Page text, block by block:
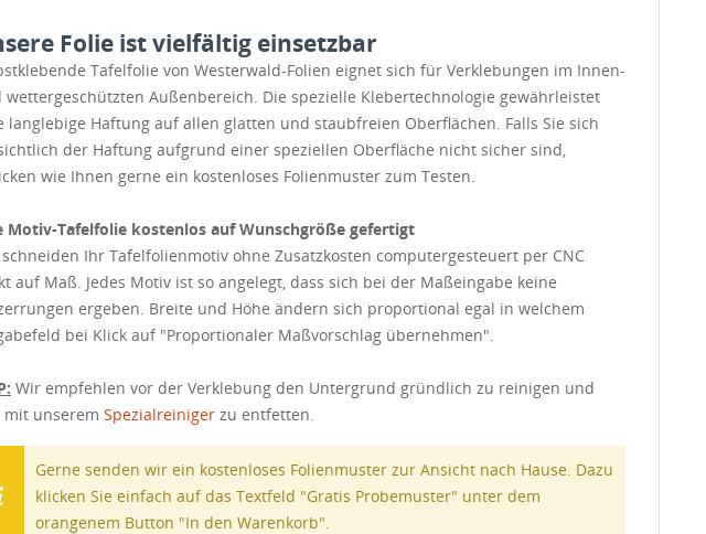
Folie ist vielfältig einsetzbar
Tafelfolie von Westerwald-Folien eignet sich für Verklebungen im Innen-
wettergeschützten Außenbereich. Die spezielle Klebertechnologie gewährleistet
langlebige Haftung auf allen glatten und staubfreien Oberflächen. Falls Sie sich
der Haftung aufgrund einer speziellen Oberfläche nicht sicher sind,
wie Ihnen gerne ein kostenloses Folienmuster zum Testen.
Motiv-Tafelfolie kostenlos auf Wunschgröße gefertigt
Ihr Tafelfolienmotiv ohne Zusatzkosten computergesteuert per CNC
auf Maß. Jedes Motiv ist so angelegt, dass sich bei der Maßeingabe keine
ergeben. Breite und Höhe ändern sich proportional egal in welchem
bei Klick auf "Proportionaler Maßvorschlag übernehmen".
Wir empfehlen vor der Verklebung den Untergrund gründlich zu reinigen und
mit unserem Spezialreiniger zu entfetten.
Gerne senden wir ein kostenloses Folienmuster zur Ansicht nach Hause. Dazu
klicken Sie einfach auf das Textfeld "Gratis Probemuster" unter dem
orangenem Button "In den Warenkorb".